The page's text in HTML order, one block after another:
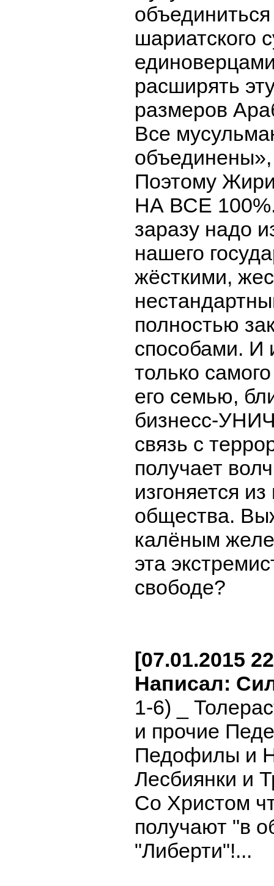
шариатского
расширять
размеров
Все
Поэтому
НА ВСЕ
заразу надо
нашего
жёсткими,
полностью
способами. И
только
его семью,
бизнесс-
связь с
получает
изгоняется
общества.
калёным
эта
свободе?
[07.01.2015
Написал:
1-6) _
и прочие
Педофилы и
Лесбиянки и
Со Христом
получают "в
"Либерти"!...